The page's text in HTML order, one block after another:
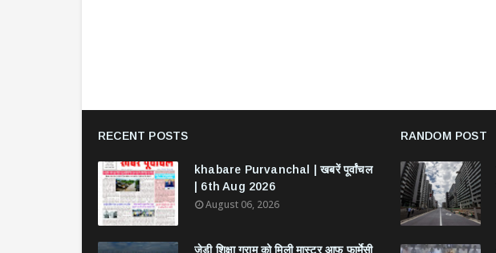
RECENT POSTS
khabare Purvanchal | खबरें पूर्वांचल
| 6th Aug 2026
August 06, 2026
जेडी शिक्षा ग्राम को मिली मास्टर आफ फार्मेसी
RANDOM POST